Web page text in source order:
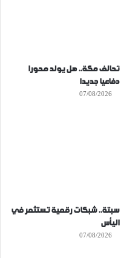
تحالف مكة.. هل يولد محورا
دفاعيا جديدا
07/08/2026
سبتة.. شبكات رقمية تستثمر في
اليأس
07/08/2026